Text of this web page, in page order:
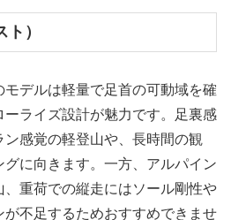
）
デルは軽量で足首の可動域を確
ライズ設計が魅力です。足裏感
感覚の軽登山や、長時間の観
に向きます。一方、アルパイン
重荷での縦走にはソール剛性や
不足するためおすすめできませ